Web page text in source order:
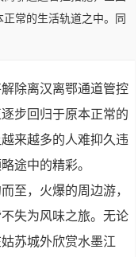
常的生活轨道之中。同
除离汉离鄂通道管控
步回归于原本正常的
来越多的人难抑久违
途中的精彩。
至，火爆的周边游，
失为风味之旅。无论
苏城外欣赏水墨江